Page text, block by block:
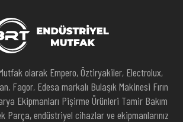
olarak Empero, Öztiryakiler, Electrolux,
Fagor, Edesa markalı Bulaşık Makinesi Fırın
Ekipmanları Pişirme Ürünleri Tamir Bakım
Parça, endüstriyel cihazlar ve ekipmanlarınız